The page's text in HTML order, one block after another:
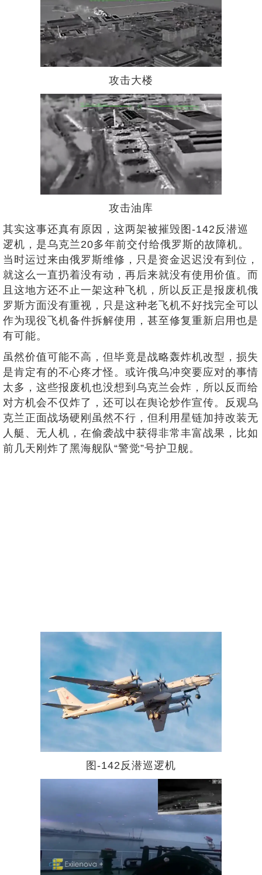
攻击大楼
攻击油库
其实这事还真有原因，这两架被摧毁图-142反潜巡
逻机，是乌克兰20多年前交付给俄罗斯的故障机。
当时运过来由俄罗斯维修，只是资金迟迟没有到位，
就这么一直扔着没有动，再后来就没有使用价值。而
且这地方还不止一架这种飞机，所以反正是报废机俄
罗斯方面没有重视，只是这种老飞机不好找完全可以
作为现役飞机备件拆解使用，甚至修复重新启用也是
有可能。
虽然价值可能不高，但毕竟是战略轰炸机改型，损失
是肯定有的不心疼才怪。或许俄乌冲突要应对的事情
太多，这些报废机也没想到乌克兰会炸，所以反而给
对方机会不仅炸了，还可以在舆论炒作宣传。反观乌
克兰正面战场硬刚虽然不行，但利用星链加持改装无
人艇、无人机，在偷袭战中获得非常丰富战果，比如
前几天刚炸了黑海舰队“警觉”号护卫舰。
图-142反潜巡逻机